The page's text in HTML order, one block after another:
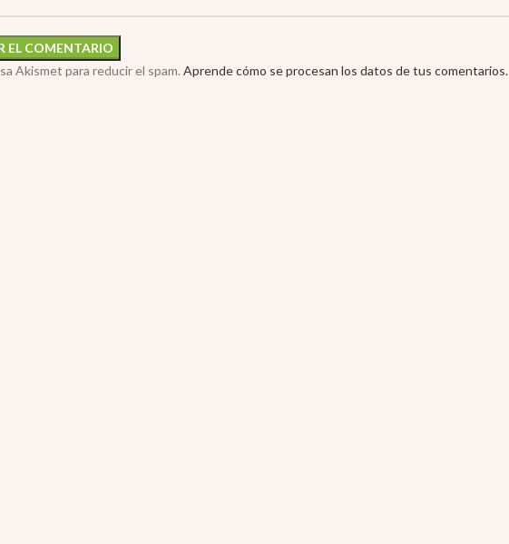
Akismet para reducir el spam. Aprende cómo se procesan los datos de tus comentarios.